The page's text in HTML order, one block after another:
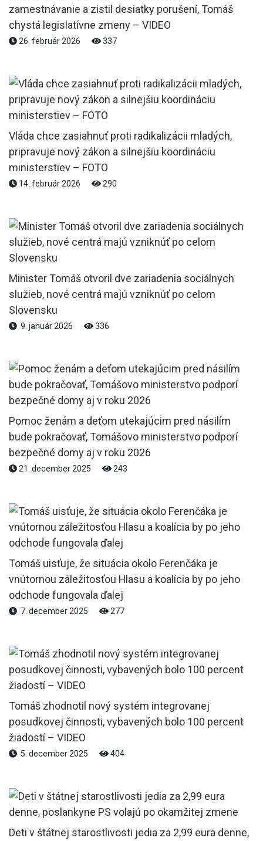
zamestnávanie a zistil desiatky porušení, Tomáš
chystá legislatívne zmeny – VIDEO
26. február 2026 337
Vláda chce zasiahnuť proti radikalizácii mladých,
pripravuje nový zákon a silnejšiu koordináciu
ministerstiev – FOTO
14. február 2026 290
Minister Tomáš otvoril dve zariadenia sociálnych
služieb, nové centrá majú vzniknúť po celom
Slovensku
9. január 2026 336
Pomoc ženám a deťom utekajúcim pred násilím
bude pokračovať, Tomášovo ministerstvo podporí
bezpečné domy aj v roku 2026
21. december 2025 243
Tomáš uisťuje, že situácia okolo Ferenčáka je
vnútornou záležitosťou Hlasu a koalícia by po jeho
odchode fungovala ďalej
7. december 2025 277
Tomáš zhodnotil nový systém integrovanej
posudkovej činnosti, vybavených bolo 100 percent
žiadostí – VIDEO
5. december 2025 404
Deti v štátnej starostlivosti jedia za 2,99 eura denne,